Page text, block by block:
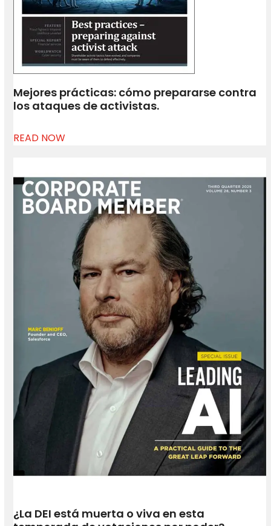
Mejores prácticas: cómo prepararse contra
los ataques de activistas.
READ NOW
¿La DEI está muerta o viva en esta